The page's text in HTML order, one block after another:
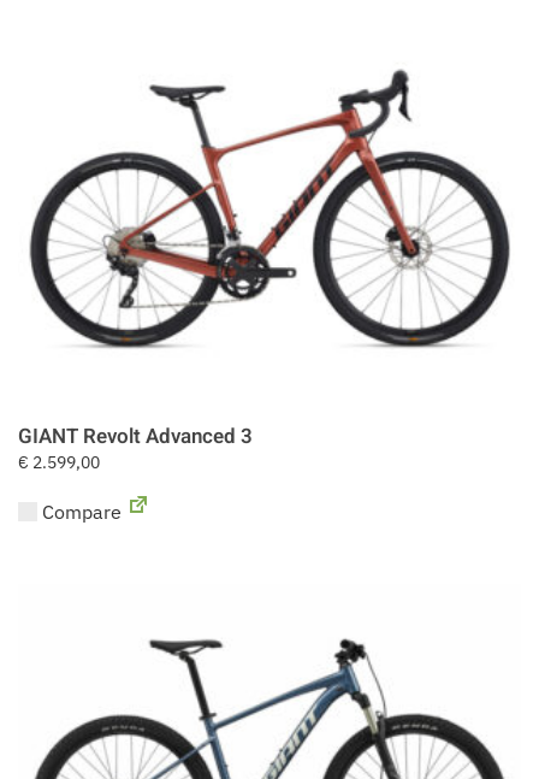
GIANT Revolt Advanced 3
€ 2.599,00
Compare